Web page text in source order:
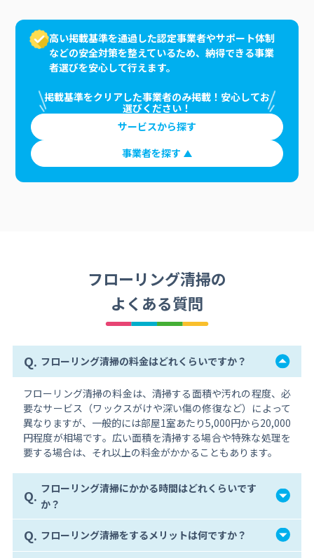
高い掲載基準を通過した認定事業者やサポート体制
などの安全対策を整えているため、納得できる事業
者選びを安心して行えます。
掲載基準をクリアした事業者のみ掲載！安心してお
選びください！
サービスから探す
事業者を探す
フローリング清掃の
よくある質問
Q. フローリング清掃の料金はどれくらいですか？
フローリング清掃の料金は、清掃する面積や汚れの程度、必
要なサービス（ワックスがけや深い傷の修復など）によって
異なりますが、一般的には部屋1室あたり5,000円から20,000
円程度が相場です。広い面積を清掃する場合や特殊な処理を
要する場合は、それ以上の料金がかかることもあります。
Q. フローリング清掃にかかる時間はどれくらいです
か？
Q. フローリング清掃をするメリットは何ですか？